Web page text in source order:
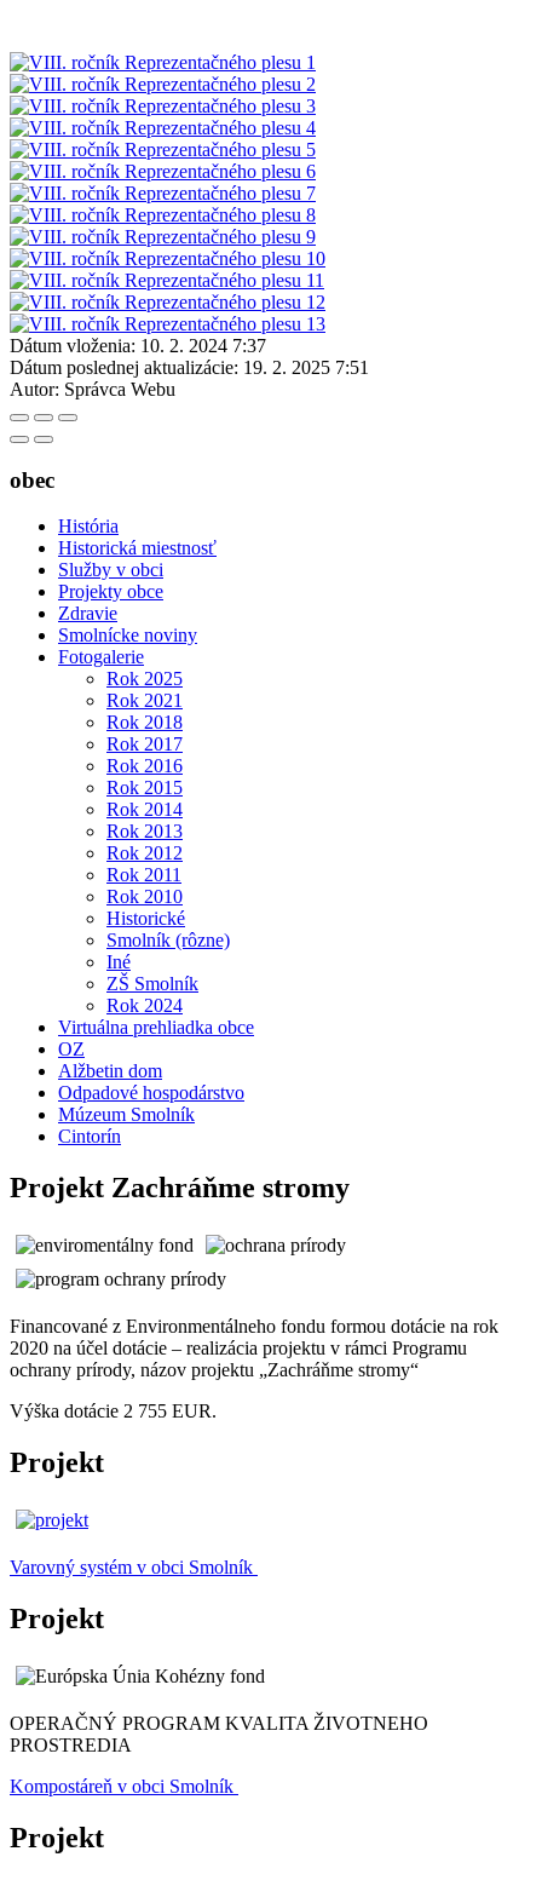
Dátum vloženia: 10. 2. 2024 7:37
Dátum poslednej aktualizácie: 19. 2. 2025 7:51
Autor: Správca Webu
obec
História
Historická miestnosť
Služby v obci
Projekty obce
Zdravie
Smolnícke noviny
Fotogalerie
Rok 2025
Rok 2021
Rok 2018
Rok 2017
Rok 2016
Rok 2015
Rok 2014
Rok 2013
Rok 2012
Rok 2011
Rok 2010
Historické
Smolník (rôzne)
Iné
ZŠ Smolník
Rok 2024
Virtuálna prehliadka obce
OZ
Alžbetin dom
Odpadové hospodárstvo
Múzeum Smolník
Cintorín
Projekt Zachráňme stromy
Financované z Environmentálneho fondu formou dotácie na rok
2020 na účel dotácie – realizácia projektu v rámci Programu
ochrany prírody, názov projektu „Zachráňme stromy“
Výška dotácie 2 755 EUR.
Projekt
Varovný systém v obci Smolník
Projekt
OPERAČNÝ PROGRAM KVALITA ŽIVOTNEHO
PROSTREDIA
Kompostáreň v obci Smolník
Projekt